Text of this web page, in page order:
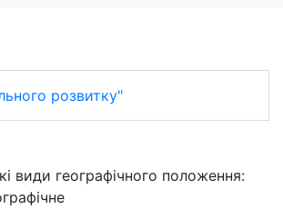
розвитку"
види географічного положення: